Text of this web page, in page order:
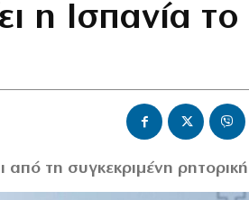
η Ισπανία το
από τη συγκεκριμένη ρητορική